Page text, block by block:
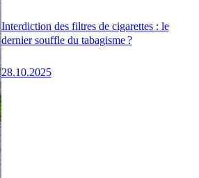
Interdiction des filtres de cigarettes : le
dernier souffle du tabagisme ?
28.10.2025